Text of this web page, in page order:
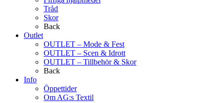
Tråd
Skor
Back
Outlet
OUTLET – Mode & Fest
OUTLET – Scen & Idrott
OUTLET – Tillbehör & Skor
Back
Info
Öppettider
Om AG:s Textil